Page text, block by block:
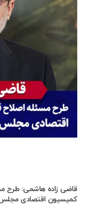
قاضی زاده هاشمی: طرح
کمیسیون اقتصادی مجلس